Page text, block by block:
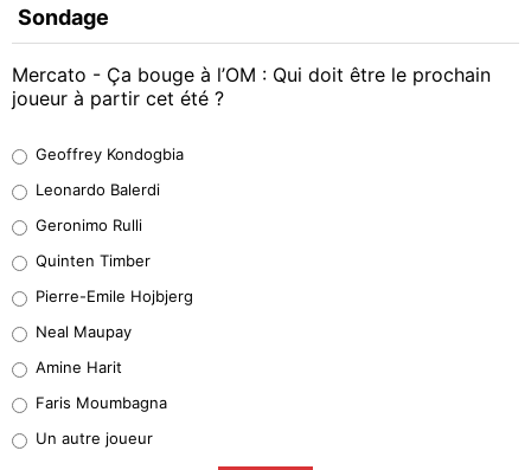
Sondage
Mercato - Ça bouge à l’OM : Qui doit être le prochain
joueur à partir cet été ?
38%
32%
5%
1%
9%
Geoffrey Kondogbia
Leonardo Balerdi
Geronimo Rulli
Quinten Timber
Pierre-Emile Hojbjerg
Neal Maupay
Amine Harit
Faris Moumbagna
Un autre joueur